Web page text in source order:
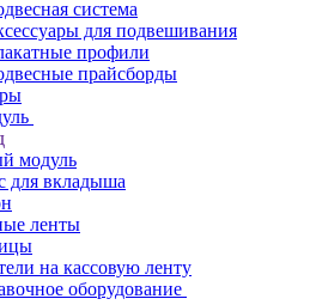
система
для подвешивания
профили
прайсборды
модуль
для вкладыша
ленты
на кассовую ленту
оборудование